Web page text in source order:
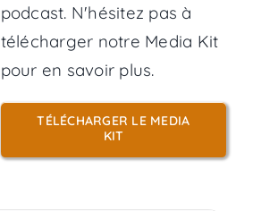
podcast. N'hésitez pas à
télécharger notre Media Kit
pour en savoir plus.
TÉLÉCHARGER LE MEDIA
KIT